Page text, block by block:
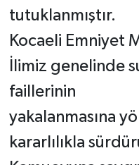
tutuklanmıştır.
Kocaeli Emniyet
İlimiz genelinde
faillerinin
yakalanmasına
kararlılıkla